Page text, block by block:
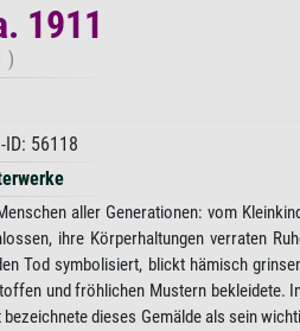
1911
)
56118
aller Generationen: vom
ihre Körperhaltungen verraten
Tod symbolisiert, blickt hämisch
und fröhlichen Mustern bekleidete.
dieses Gemälde als sein